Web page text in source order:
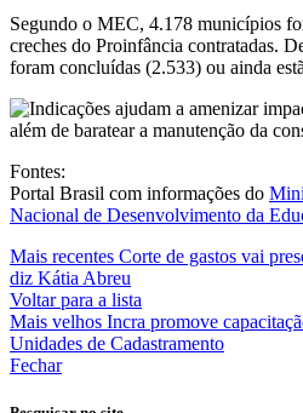
Segundo o MEC, 4.178 municípios
creches do Proinfância contratadas.
foram concluídas (2.533) ou ainda
Fontes:
Portal Brasil com informações do
Nacional de Desenvolvimento da
Mais recentes Corte de gastos vai
diz Kátia Abreu
Voltar para a lista
Mais velhos Incra promove
Unidades de Cadastramento
Fechar